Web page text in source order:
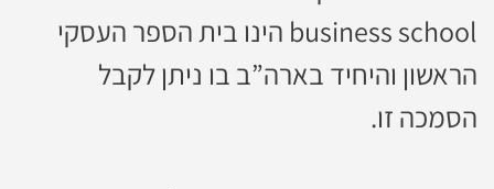
business school הינו בית הספר העסקי
הראשון והיחיד בארה”ב בו ניתן לקבל
הסמכה זו.